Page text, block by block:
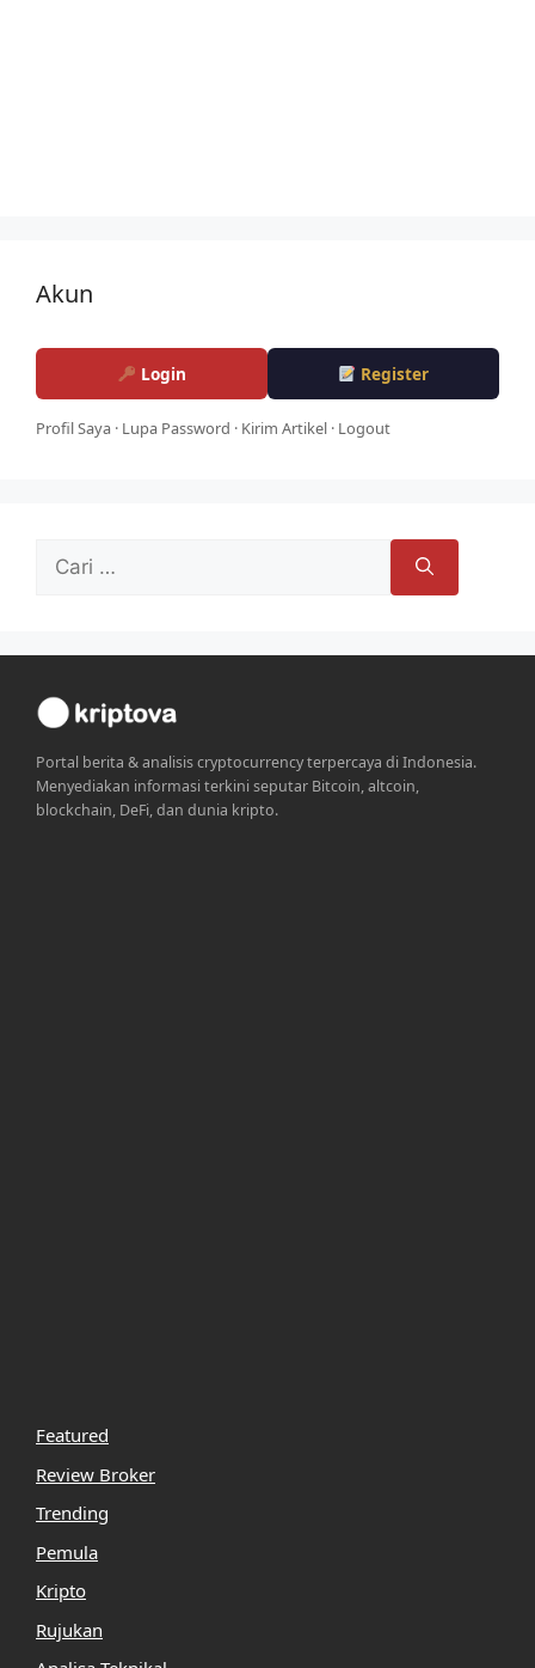
Akun
Login Register
Profil Saya · Lupa Password · Kirim Artikel · Logout
Cari
Portal berita & analisis cryptocurrency terpercaya di Indonesia.
Menyediakan informasi terkini seputar Bitcoin, altcoin,
blockchain, DeFi, dan dunia kripto.
Featured
Review Broker
Trending
Pemula
Kripto
Rujukan